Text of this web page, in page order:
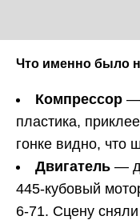
Что именно было
Компрессор —
пластика,
гонке видно, что
Двигатель —
445-кубовый
6-71. Сцену